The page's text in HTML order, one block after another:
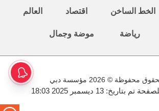
الخط الساخن اقتصاد العالم
رياضة موضة وجمال
محفوظة © 2026 مؤسسة دبي
13 ديسمبر 2025 18:03